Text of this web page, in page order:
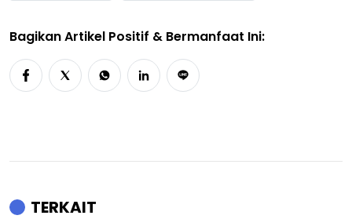
Bagikan Artikel Positif & Bermanfaat Ini:
TERKAIT